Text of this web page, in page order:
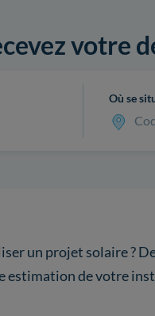
votre
Où se
un projet solaire ?
estimation de votre